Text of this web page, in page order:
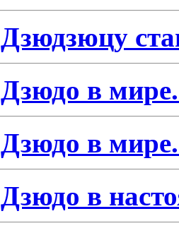
Дзюдзюцу
Дзюдо в
Дзюдо в
Дзюдо в